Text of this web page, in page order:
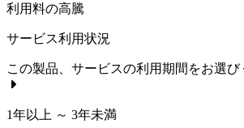
利用料の高騰
サービス利用状況
この製品、サービスの利用期間をお選び
1年以上 ～ 3年未満